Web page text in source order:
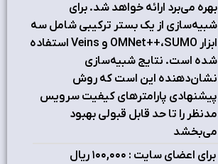
بهره مي‌برد ارائه خواهد شد. براي
شبيه‌سازي از يک بستر ترکيبي شامل سه
ابزار OMNet++،SUMO و Veins استفاده
شده است. نتايج شبيه‌سازي
نشان‌دهنده اين است که روش
پيشنهادي پارامترهاي کيفيت سرويس
مدنظر را تا حد قابل قبولي بهبود
مي‌بخشد
برای اعضای سایت : ۱٠٠,٠٠٠ ریال